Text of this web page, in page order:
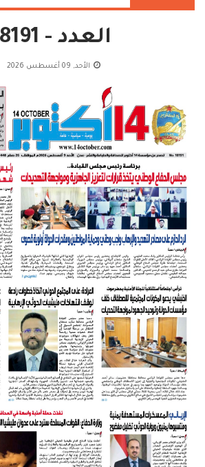
العدد - 18191
الأحد, 09 أغسطس 2026